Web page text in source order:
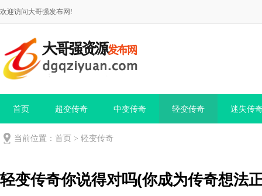
欢迎访问大哥强发布网!
首页 超变传奇 中变传奇 轻变传奇 迷失传
当前位置： 首页 > 轻变传奇
轻变传奇你说得对吗(你成为传奇想法